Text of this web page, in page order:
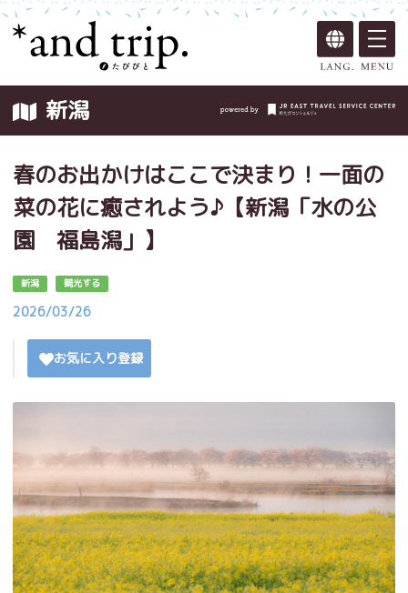
新潟
春のお出かけはここで決まり！一面の
菜の花に癒されよう♪【新潟「水の公
園 福島潟」】
新潟 観光する
2026/03/26
お気に入り登録